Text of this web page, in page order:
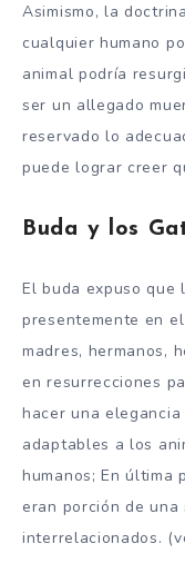
Asimismo, la
cualquier humano
animal podría
ser un allegado
reservado lo
puede lograr creer
Buda y los
El buda expuso que
presentemente en
madres, hermanos,
en resurrecciones
hacer una
adaptables a los
humanos; En última
eran porción de
interrelacionados.